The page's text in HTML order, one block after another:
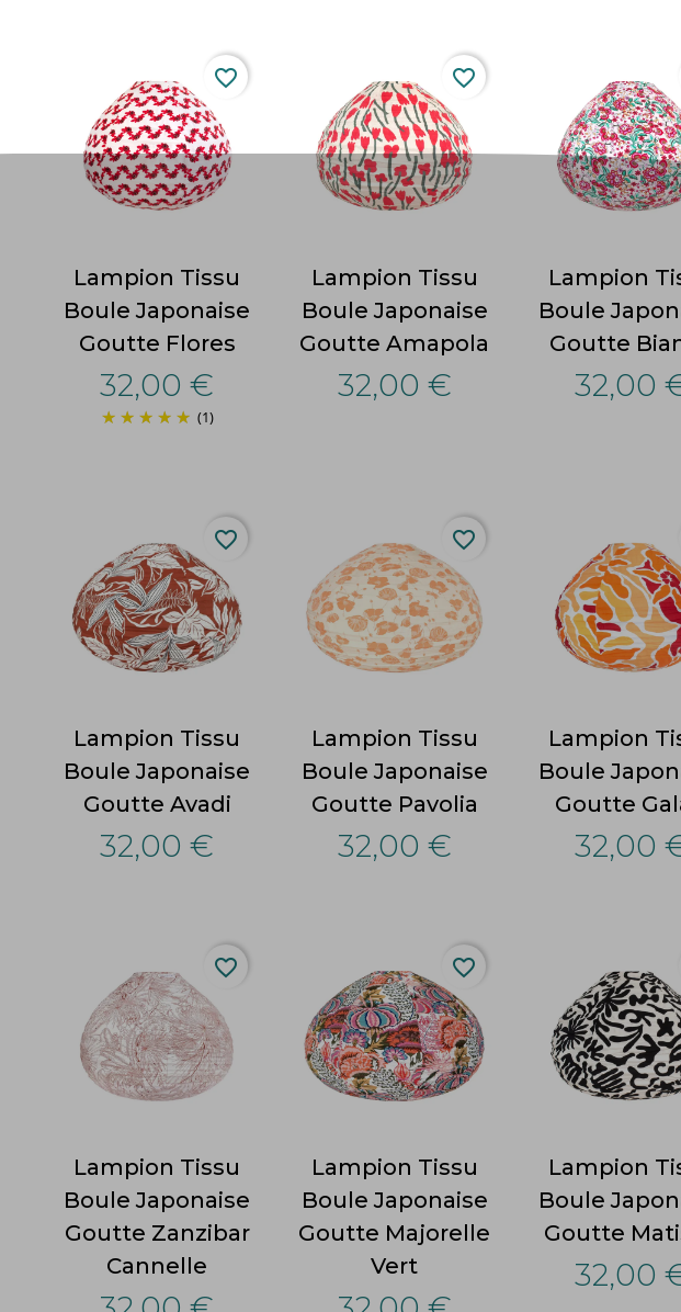
Lampion Tissu
Boule Japonaise
Goutte Flores
32,00 €
(1)
favorite_border
Lampion Tissu
Boule Japonaise
Goutte Amapola
32,00 €
favorite_border
Lampion
Boule
Goutte
32,00
Lampion Tissu
Boule Japonaise
Goutte Avadi
32,00 €
favorite_border
Lampion Tissu
Boule Japonaise
Goutte Pavolia
32,00 €
favorite_border
Lampion
Boule
Goutte
32,00
Lampion Tissu
Boule Japonaise
Goutte Zanzibar
Cannelle
favorite_border
Lampion Tissu
Boule Japonaise
Goutte Majorelle
Vert
favorite_border
Lampion
Boule
Goutte
32,00